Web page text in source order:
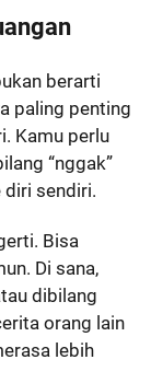
berarti
paling penting
Kamu perlu
“nggak”
diri sendiri.
Bisa
Di sana,
dibilang
orang lain
lebih